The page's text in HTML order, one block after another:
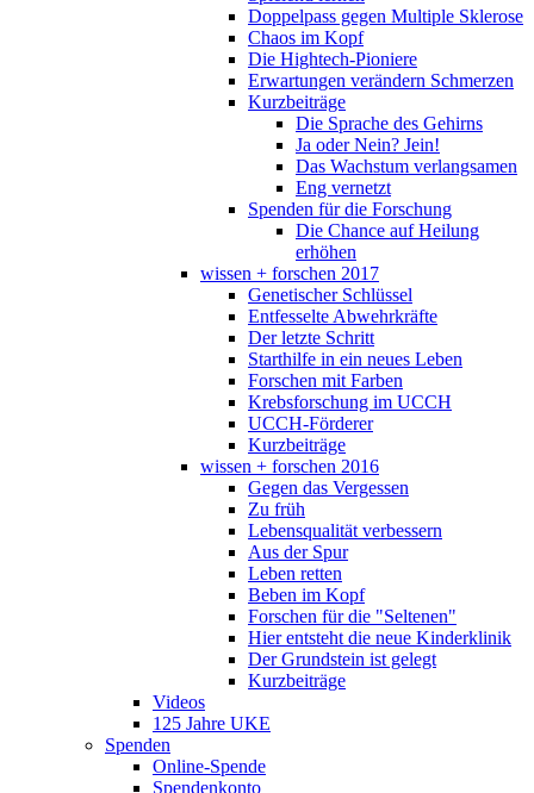
Doppelpass gegen Multiple Sklerose
Chaos im Kopf
Die Hightech-Pioniere
Erwartungen verändern Schmerzen
Kurzbeiträge
Die Sprache des Gehirns
Ja oder Nein? Jein!
Das Wachstum verlangsamen
Eng vernetzt
Spenden für die Forschung
Die Chance auf Heilung
erhöhen
wissen + forschen 2017
Genetischer Schlüssel
Entfesselte Abwehrkräfte
Der letzte Schritt
Starthilfe in ein neues Leben
Forschen mit Farben
Krebsforschung im UCCH
UCCH-Förderer
Kurzbeiträge
wissen + forschen 2016
Gegen das Vergessen
Zu früh
Lebensqualität verbessern
Aus der Spur
Leben retten
Beben im Kopf
Forschen für die "Seltenen"
Hier entsteht die neue Kinderklinik
Der Grundstein ist gelegt
Kurzbeiträge
Videos
125 Jahre UKE
Spenden
Online-Spende
Spendenkonto